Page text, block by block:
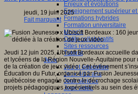
Enjeux et évolutions
Enseignement supérieur
Formations hybrides
Formation universitaire
Mooc’s
Outils collaboratifs
Sites ressources
Tutorat
Jeux
Jeu et éducation
Jeux 4/12 ans
Jeux sérieux
Jeux vidéo
jeudi, 19 juin 2025
Fait marquant
Jeudi 12 juin 2025, Ubisoft Bordeaux accueille
et lycéens de la Région Nouvelle-Aquitaine
de la création de jeux vidéo. Cet événement
Éducation du Futur, organisé par Fusion
québécoise engagée contre le décrochage
projets pédagogiques expérientiels au sein des